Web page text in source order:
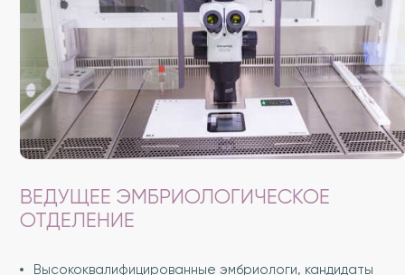
ВЕДУЩЕЕ ЭМБРИОЛОГИЧЕСКОЕ
ОТДЕЛЕНИЕ
Высококвалифицированные эмбриологи, кандидаты